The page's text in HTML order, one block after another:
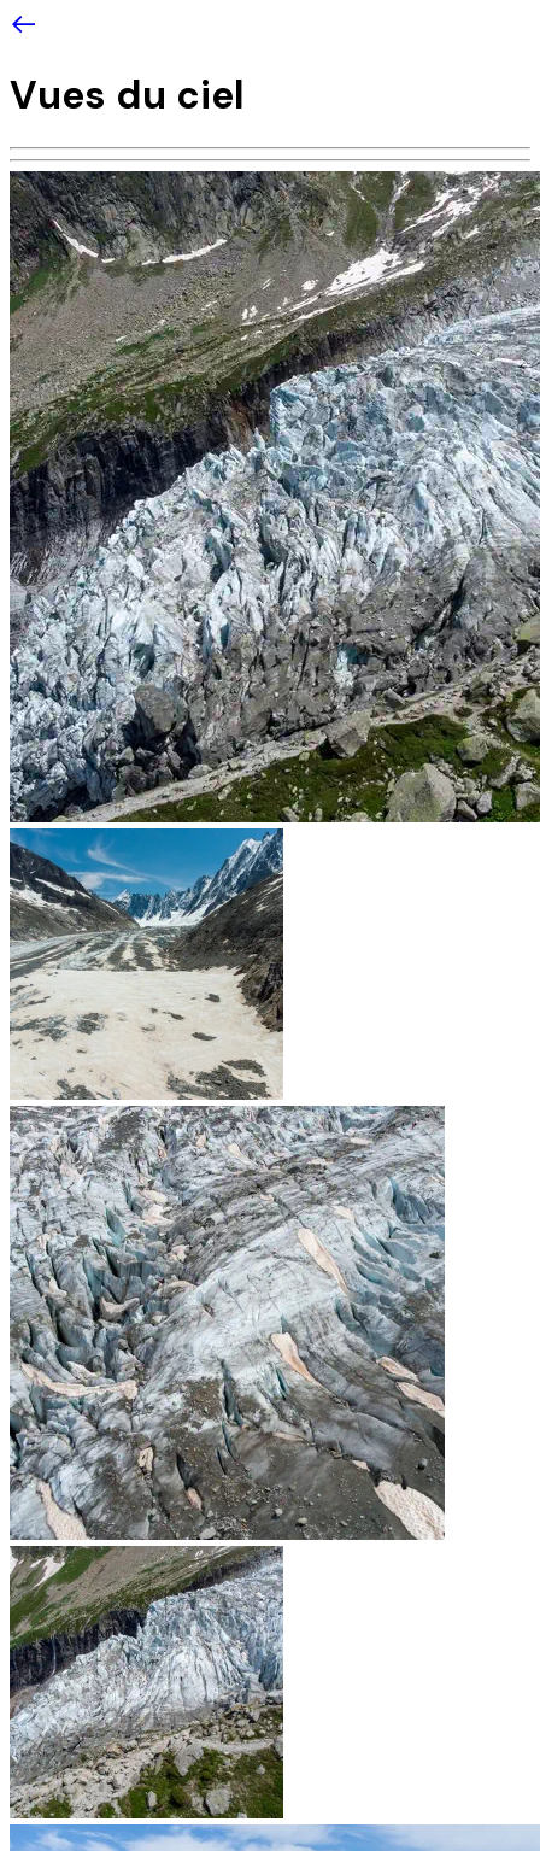
Vues du ciel